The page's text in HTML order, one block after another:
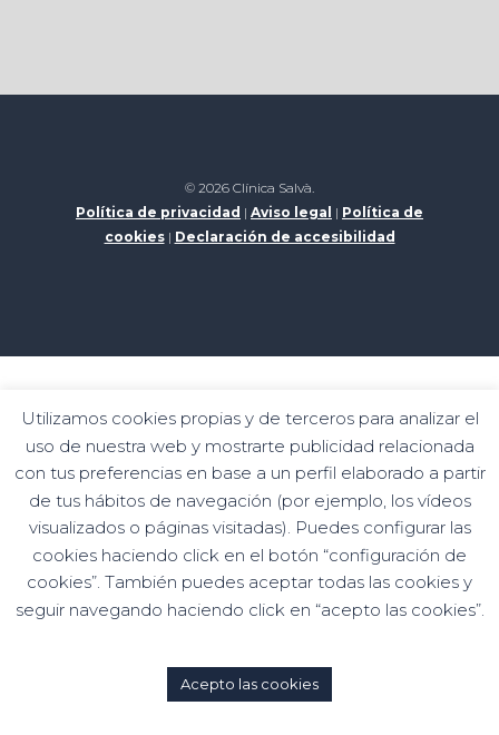
© 2026 Clínica Salvà.
Política de privacidad | Aviso legal | Política de
cookies| Declaración de accesibilidad
Utilizamos cookies propias y de terceros para analizar el
uso de nuestra web y mostrarte publicidad relacionada
con tus preferencias en base a un perfil elaborado a partir
de tus hábitos de navegación (por ejemplo, los vídeos
visualizados o páginas visitadas). Puedes configurar las
cookies haciendo click en el botón “configuración de
cookies”. También puedes aceptar todas las cookies y
seguir navegando haciendo click en “acepto las cookies”.
Acepto las cookies
Programa de kits digitales financiado por los fondos
Siguiente Generation del mecanismo de
recuperación y resiliencia